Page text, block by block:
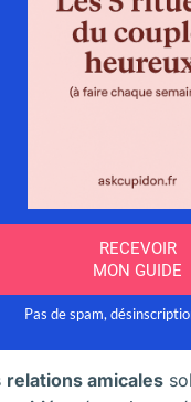
relations amicales